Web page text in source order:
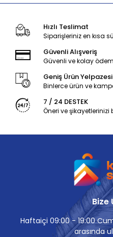
Hızlı Teslimat
Siparişleriniz en kısa
Güvenli Alışveriş
Güvenli ve kolay
Geniş Ürün Yelpazesi
Binlerce ürün ve
7 / 24 DESTEK
Öneri ve şikayetlerinizi
Bize
Haftaiçi 09:00 - 19:00
arasında